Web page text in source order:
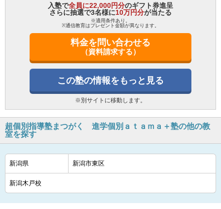
入塾で全員に22,000円分のギフト券進呈
さらに抽選で3名様に10万円分が当たる
※適用条件あり。
※通信教育はプレゼント金額が異なります。
料金を問い合わせる
（資料請求する）
この塾の情報をもっと見る
※別サイトに移動します。
超個別指導塾まつがく 進学個別ａｔａｍａ＋塾の他の教
室を探す